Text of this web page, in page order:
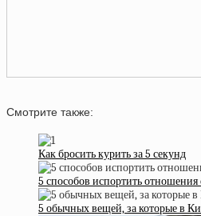
Смотрите также:
Как бросить курить за 5 секунд
5 способов испортить
5 обычных вещей, за которые в